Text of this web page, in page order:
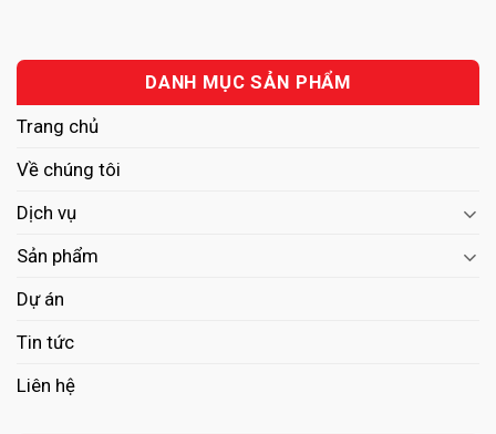
DANH MỤC SẢN PHẨM
Trang chủ
Về chúng tôi
Dịch vụ
Sản phẩm
Dự án
Tin tức
Liên hệ